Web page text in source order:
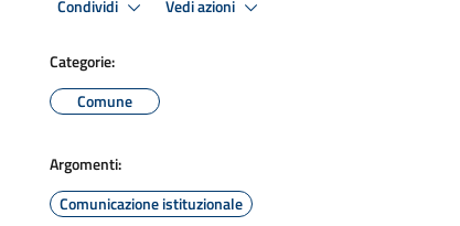
Condividi Vedi azioni
Categorie:
Comune
Argomenti:
Comunicazione istituzionale